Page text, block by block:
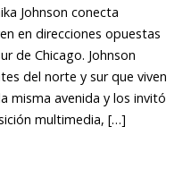
Johnson conecta
en direcciones opuestas
de Chicago. Johnson
del norte y sur que viven
misma avenida y los invitó
multimedia, […]